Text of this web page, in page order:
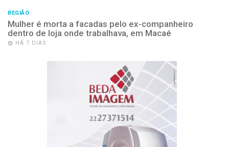
REGIÃO
Mulher é morta a facadas pelo ex-companheiro
dentro de loja onde trabalhava, em Macaé
HÁ 7 DIAS